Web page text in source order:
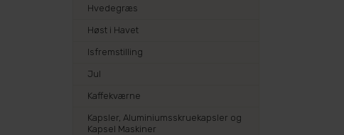
Hvedegræs
Høst i Havet
Isfremstilling
Jul
Kaffekværne
Kapsler, Aluminiumsskruekapsler og
Kapsel Maskiner